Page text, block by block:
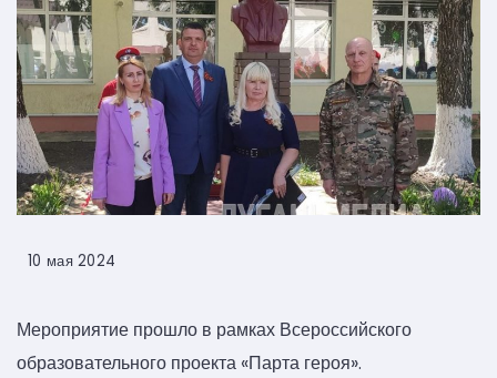
10 мая 2024
Мероприятие прошло в рамках Всероссийского
образовательного проекта «Парта героя».